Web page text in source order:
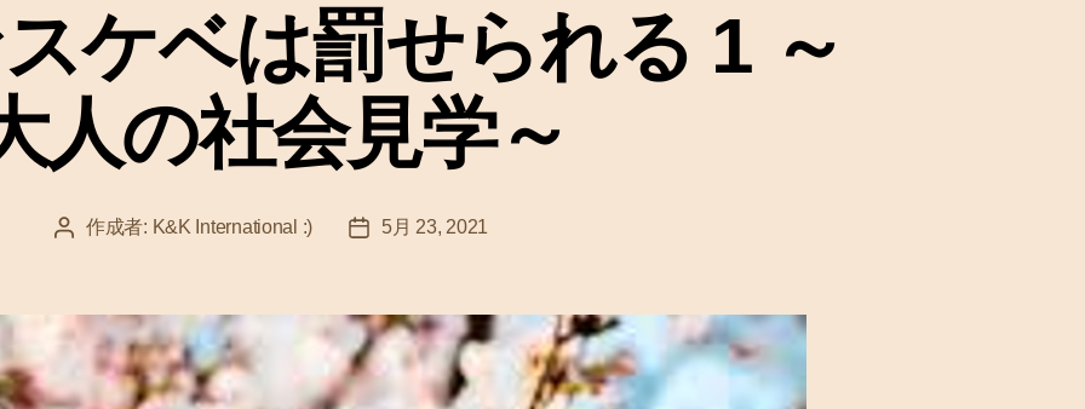
リ
ー
ケベは罰せられる 1 ～
人の社会見学～
投 作成者: K&K International :)
投
5月 23, 2021